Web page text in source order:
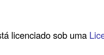
licenciado sob uma